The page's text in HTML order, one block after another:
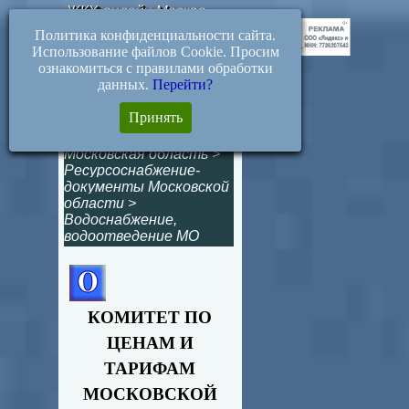
ЖКХ-онлайн.Москва
424-Р. Тарифы ВКХ
на 2020-2022 годы
Московская область>
Ресурсоснабжение-
документы Московской
области >
Водоснабжение,
водоотведение МО
КОМИТЕТ ПО
ЦЕНАМ И
ТАРИФАМ
МОСКОВСКОЙ
Политика конфиденциальности сайта.
Использование файлов Cookie. Просим
ознакомиться с правилами обработки
данных. Перейти?
Принять